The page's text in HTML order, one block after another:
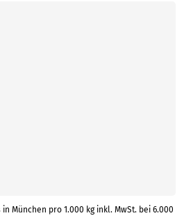
München pro 1.000 kg inkl. MwSt. bei 6.000